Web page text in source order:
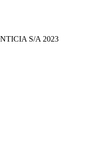
S/A 2023